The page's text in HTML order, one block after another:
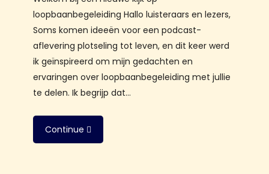
loopbaanbegeleiding Hallo luisteraars en lezers,
Soms komen ideeën voor een podcast-
aflevering plotseling tot leven, en dit keer werd
ik geïnspireerd om mijn gedachten en
ervaringen over loopbaanbegeleiding met jullie
te delen. Ik begrijp dat…
Continue